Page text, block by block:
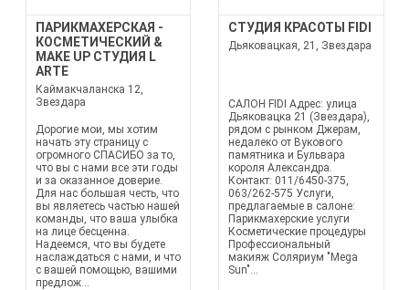
ПАРИКМАХЕРСКАЯ -
КОСМЕТИЧЕСКИЙ &
MAKE UP СТУДИЯ L
ARTE
Каймакчаланска 12,
Звездара
Дорогие мои, мы хотим
начать эту страницу с
огромного СПАСИБО за то,
что вы с нами все эти годы
и за оказанное доверие.
Для нас большая честь, что
вы являетесь частью нашей
команды, что ваша улыбка
на лице бесценна.
Надеемся, что вы будете
наслаждаться с нами, и что
с вашей помощью, вашими
предлож...
СТУДИЯ КРАСОТЫ FIDI
Дьяковацкая, 21, Звездара
САЛОН FIDI Адрес: улица
Дьяковацка 21 (Звездара),
рядом с рынком Джерам,
недалеко от Вукового
памятника и Бульвара
короля Александра.
Контакт: 011/6450-375,
063/262-575 Услуги,
предлагаемые в салоне:
Парикмахерские услуги
Косметические процедуры
Профессиональный
макияж Соляриум "Mega
Sun"...